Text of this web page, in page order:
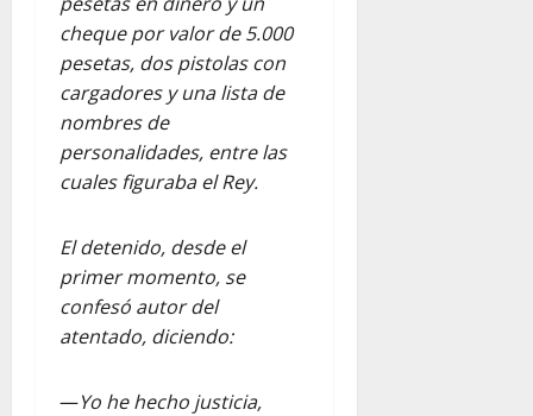
cheque por valor de 5.000
pesetas, dos pistolas con
cargadores y una lista de
nombres de
personalidades, entre las
cuales figuraba el Rey.
El detenido, desde el
primer momento, se
confesó autor del
atentado, diciendo:
—Yo he hecho justicia,